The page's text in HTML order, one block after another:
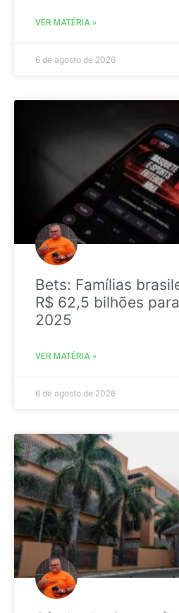
VER MATÉRIA »
6 de agosto de 2026
Bets: Famílias
R$ 62,5 bilhões
2025
VER MATÉRIA »
6 de agosto de 2026